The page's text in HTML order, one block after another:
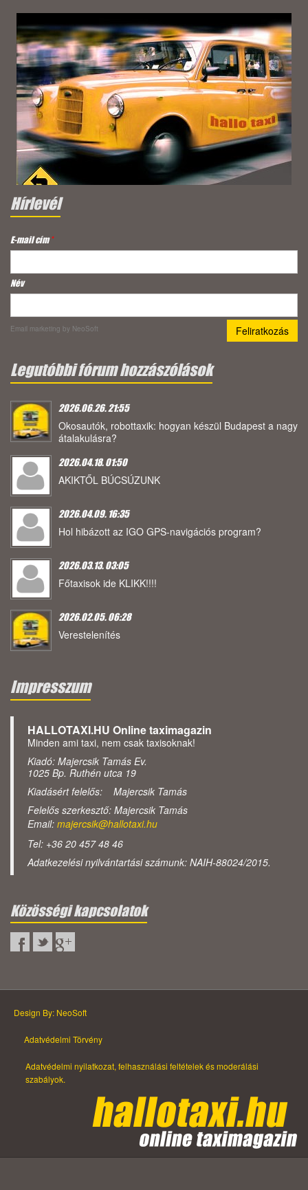
Hírlevél
E-mail cím*
Név
Email marketing by NeoSoft
Legutóbbi fórum hozzászólások
2026.06.26. 21:55
Okosautók, robottaxik: hogyan készül Budapest a nagy
átalakulásra?
2026.04.18. 01:50
AKIKTŐL BÚCSÚZUNK
2026.04.09. 16:35
Hol hibázott az IGO GPS-navigációs program?
2026.03.13. 03:05
Főtaxisok ide KLIKK!!!!
2026.02.05. 06:28
Verestelenítés
Impresszum
HALLOTAXI.HU Online taximagazin
Minden ami taxi, nem csak taxisoknak!
Kiadó: Majercsik Tamás Ev.
1025 Bp. Ruthén utca 19
Kiadásért felelős: Majercsik Tamás
Felelős szerkesztő: Majercsik Tamás
Email: majercsik@hallotaxi.hu
Tel: +36 20 457 48 46
Adatkezelési nyilvántartási számunk: NAIH-88024/2015.
Közösségi kapcsolatok
Design By: NeoSoft
Adatvédelmi Törvény
Adatvédelmi nyilatkozat, felhasználási feltételek és moderálási
szabályok.